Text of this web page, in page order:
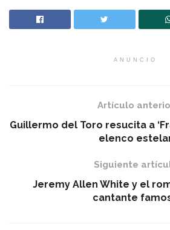
ANUNCIO
Artículo
Guillermo del Toro resucita a
elenco
Siguiente
Jeremy Allen White y el
cantante